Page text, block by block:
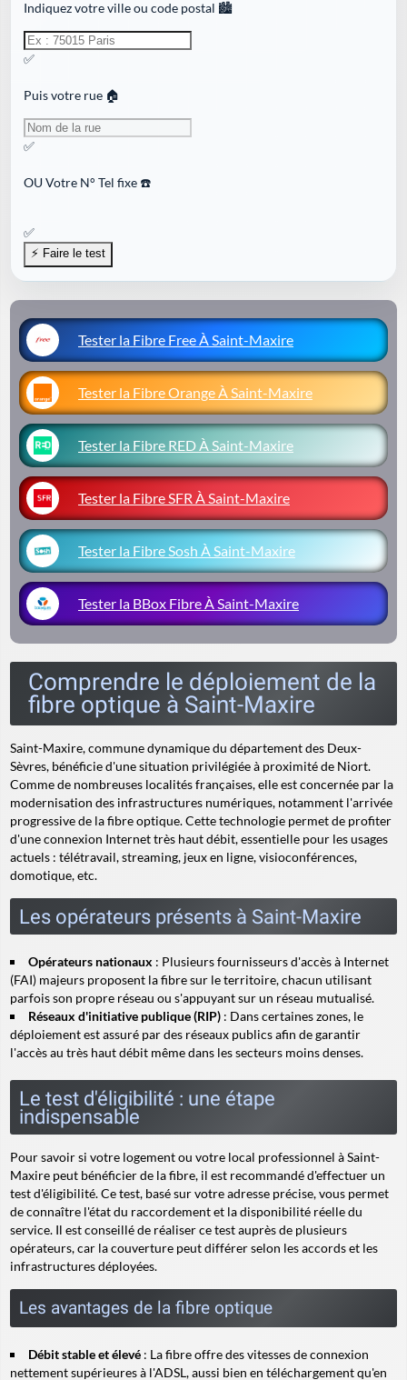
Indiquez votre ville ou code postal 🏙️
✅
Puis votre rue 🏠
✅
OUVotre N° Tel fixe ☎️
✅
Tester la Fibre Free À Saint-Maxire
Tester la Fibre Orange À Saint-Maxire
Tester la Fibre RED À Saint-Maxire
Tester la Fibre SFR À Saint-Maxire
Tester la Fibre Sosh À Saint-Maxire
Tester la BBox Fibre À Saint-Maxire
Comprendre le déploiement de la
fibre optique à Saint-Maxire
Saint-Maxire, commune dynamique du département des Deux-
Sèvres, bénéficie d'une situation privilégiée à proximité de Niort.
Comme de nombreuses localités françaises, elle est concernée par la
modernisation des infrastructures numériques, notamment l'arrivée
progressive de la fibre optique. Cette technologie permet de profiter
d'une connexion Internet très haut débit, essentielle pour les usages
actuels : télétravail, streaming, jeux en ligne, visioconférences,
domotique, etc.
Les opérateurs présents à Saint-Maxire
Opérateurs nationaux : Plusieurs fournisseurs d'accès à Internet
(FAI) majeurs proposent la fibre sur le territoire, chacun utilisant
parfois son propre réseau ou s'appuyant sur un réseau mutualisé.
Réseaux d'initiative publique (RIP) : Dans certaines zones, le
déploiement est assuré par des réseaux publics afin de garantir
l'accès au très haut débit même dans les secteurs moins denses.
Le test d'éligibilité : une étape
indispensable
Pour savoir si votre logement ou votre local professionnel à Saint-
Maxire peut bénéficier de la fibre, il est recommandé d'effectuer un
test d'éligibilité. Ce test, basé sur votre adresse précise, vous permet
de connaître l'état du raccordement et la disponibilité réelle du
service. Il est conseillé de réaliser ce test auprès de plusieurs
opérateurs, car la couverture peut différer selon les accords et les
infrastructures déployées.
Les avantages de la fibre optique
Débit stable et élevé : La fibre offre des vitesses de connexion
nettement supérieures à l'ADSL, aussi bien en téléchargement qu'en